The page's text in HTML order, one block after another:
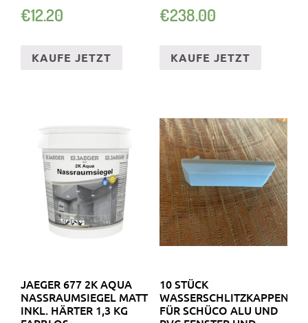
€12.20
KAUFE JETZT
€238.00
KAUFE JETZT
JAEGER 677 2K AQUA
NASSRAUMSIEGEL MATT
INKL. HÄRTER 1,3 KG
10 STÜCK
WASSERSCHLITZKAPPEN
FÜR SCHÜCO ALU UND